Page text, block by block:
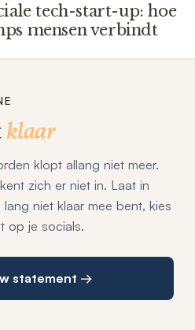
tech-start-up: hoe
mensen verbindt
klaar
klopt allang niet meer.
zich er niet in. Laat in
niet klaar mee bent, kies
op je socials.
statement →